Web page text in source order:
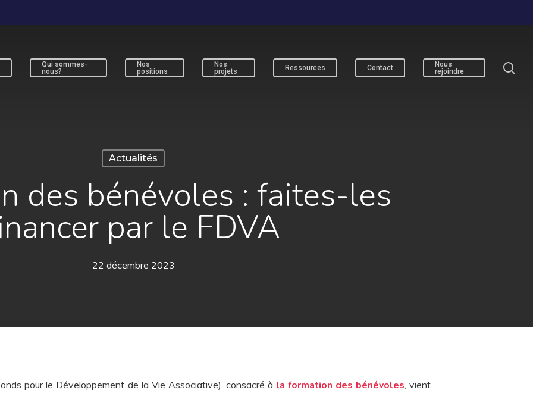
fermer
Qui sommes-
nous?
Nos
positions
Nos
projets
Ressources Contact
Nous
rejoindre
Actualités
des bénévoles : faites-les
par le FDVA
22 décembre 2023
pour le Développement de la Vie Associative), consacré à la formation des bénévoles, vient